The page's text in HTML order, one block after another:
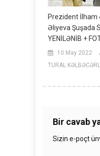
Prezident İlham
Əliyeva Şuşada
YENİLƏNİB +
10 May 2022
TURAL
Bir cavab
Sizin e-poçt